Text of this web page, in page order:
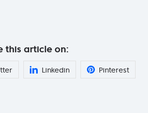
this article on:
Linkedin Pinterest